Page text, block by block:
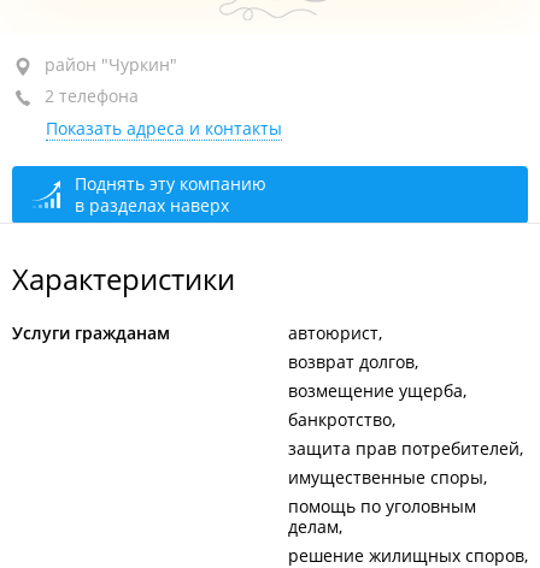
район "Чуркин", ул. Запорожская, 77
БЦ "City Hall", оф. 523б
+7 951 022-09-11
+7 951 001-87-87
сегодня закрыто
район "Чуркин"
2 телефона
Показать адреса и контакты
Поднять эту компанию
в разделах наверх
Характеристики
Услуги гражданам
автоюрист
возврат долгов
возмещение ущерба
банкротство
защита прав потребителей
имущественные споры
помощь по уголовным
делам
решение жилищных споров